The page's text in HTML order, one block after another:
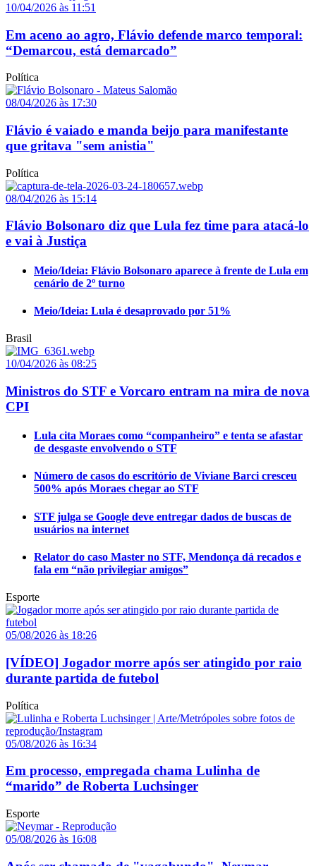
10/04/2026 às 11:51
Em aceno ao agro, Flávio defende marco temporal:
“Demarcou, está demarcado”
Política
08/04/2026 às 17:30
Flávio é vaiado e manda beijo para manifestante
que gritava "sem anistia"
Política
08/04/2026 às 15:14
Flávio Bolsonaro diz que Lula fez time para atacá-lo
e vai à Justiça
Meio/Ideia: Flávio Bolsonaro aparece à frente de Lula em
cenário de 2º turno
Meio/Ideia: Lula é desaprovado por 51%
Brasil
10/04/2026 às 08:25
Ministros do STF e Vorcaro entram na mira de nova
CPI
Lula cita Moraes como “companheiro” e tenta se afastar
de desgaste envolvendo o STF
Número de casos do escritório de Viviane Barci cresceu
500% após Moraes chegar ao STF
STF julga se Google deve entregar dados de buscas de
usuários na internet
Relator do caso Master no STF, Mendonça dá recados e
fala em “não privilegiar amigos”
Esporte
05/08/2026 às 18:26
[VÍDEO] Jogador morre após ser atingido por raio
durante partida de futebol
Política
05/08/2026 às 16:34
Em processo, empregada chama Lulinha de
“marido” de Roberta Luchsinger
Esporte
05/08/2026 às 16:08